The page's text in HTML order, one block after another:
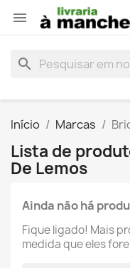

search
Início Marcas
Lista de
De Lemos
Ainda não há
Fique ligado! Mais
medida que eles